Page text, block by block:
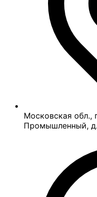
Московская обл.,
Промышленный,